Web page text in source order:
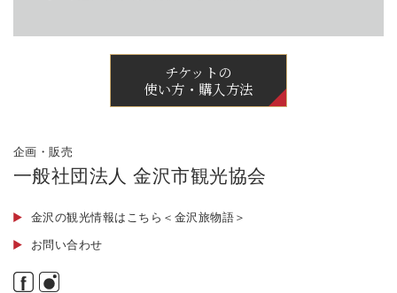
チケットの
使い方・購入方法
企画・販売
一般社団法人 金沢市観光協会
金沢の観光情報はこちら＜金沢旅物語＞
お問い合わせ